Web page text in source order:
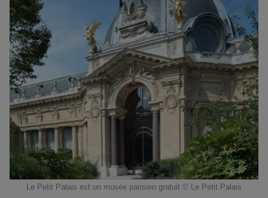
Le Petit Palais est un musée parisien gratuit © Le Petit Palais